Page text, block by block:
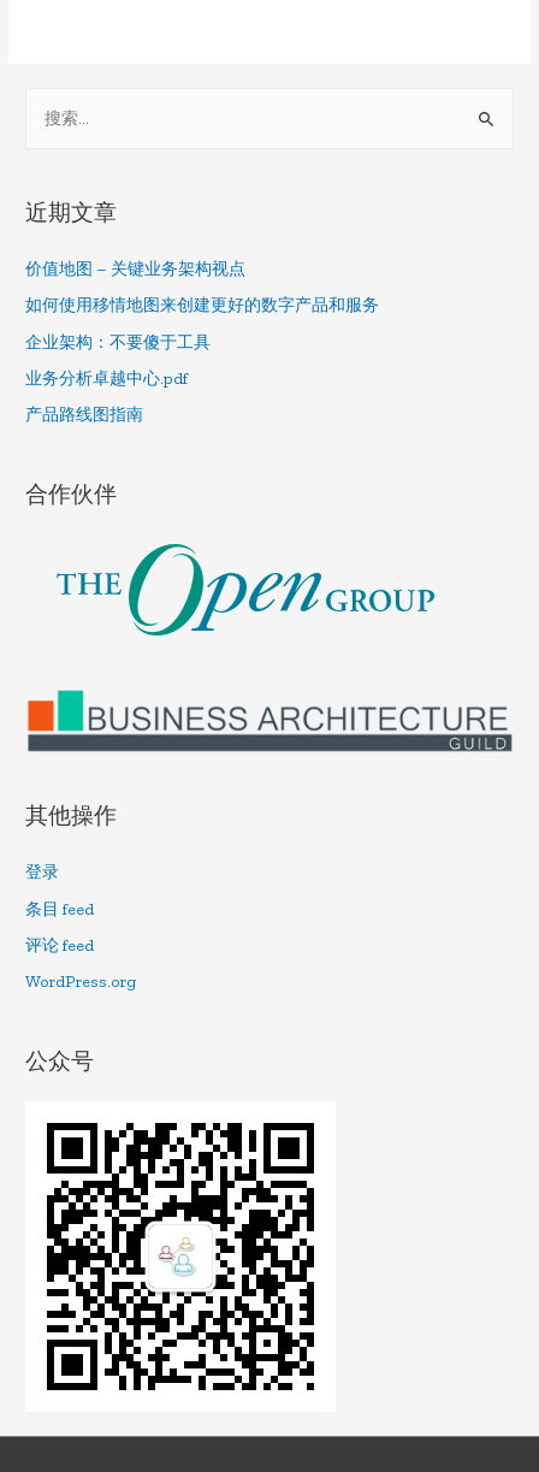
r
h
f
o
近期文章
价值地图 – 关键业务架构视点
如何使用移情地图来创建更好的数字产品和服务
企业架构：不要傻于工具
业务分析卓越中心.pdf
产品路线图指南
合作伙伴
其他操作
登录
条目 feed
评论 feed
WordPress.org
公众号